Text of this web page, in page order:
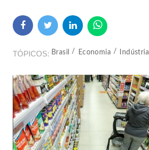
TÓPICOS Brasil Economia Indústria